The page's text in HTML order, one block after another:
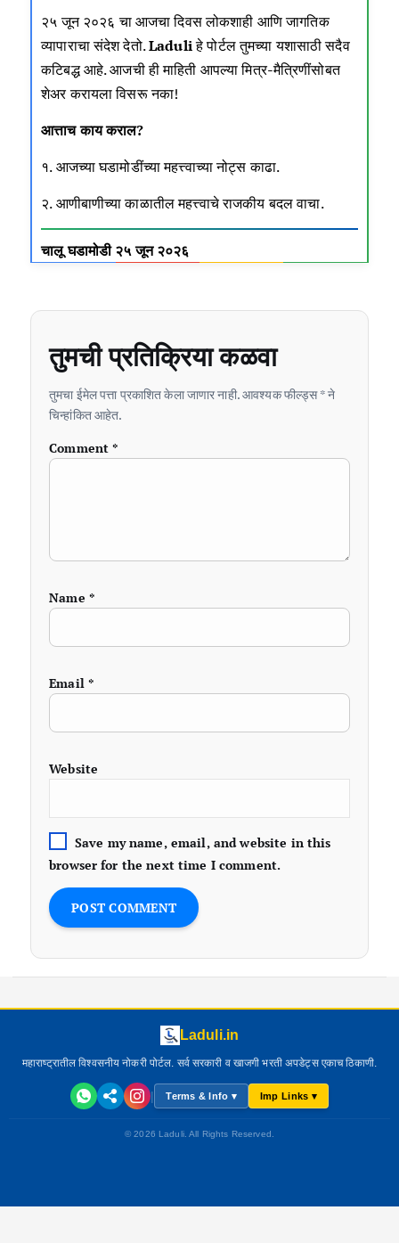
२५ जून २०२६ चा आजचा दिवस लोकशाही आणि जागतिक
व्यापाराचा संदेश देतो.Laduliहे पोर्टल तुमच्या यशासाठी सदैव
कटिबद्ध आहे. आजची ही माहिती आपल्या मित्र-मैत्रिणींसोबत
शेअर करायला विसरू नका!
आत्ताच काय कराल?
१. आजच्या घडामोडींच्या महत्त्वाच्या नोट्स काढा.
२. आणीबाणीच्या काळातील महत्त्वाचे राजकीय बदल वाचा.
चालू घडामोडी २५ जून २०२६
तुमची प्रतिक्रिया कळवा
तुमचा ईमेल पत्ता प्रकाशित केला जाणार नाही. आवश्यक फील्ड्स * ने
चिन्हांकित आहेत.
Comment*
Name *
Email *
Website
Save my name, email, and website in this
browser for the next time I comment.
Laduli.in
महाराष्ट्रातील विश्वसनीय नोकरी पोर्टल. सर्व सरकारी व खाजगी भरती अपडेट्स एकाच ठिकाणी.
| Terms & Info ▾ Imp Links ▾
© 2026 Laduli. All Rights Reserved.